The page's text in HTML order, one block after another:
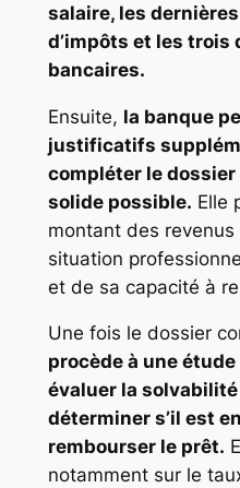
salaire, les
d’impôts et les trois
bancaires.
Ensuite, la banque
justificatifs
compléter le
solide possible. Elle
montant des
situation
et de sa capacité à
Une fois le dossier
procède à une
évaluer la
déterminer s’il est
rembourser le prêt.
notamment sur le